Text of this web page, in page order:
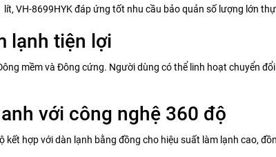
lít, VH-8699HYK đáp ứng tốt nhu cầu bảo quản số lượng lớn
lạnh tiện lợi
mềm và Đông cứng. Người dùng có thể linh hoạt chuyển
với công nghệ 360 độ
kết hợp với dàn lạnh bằng đồng cho hiệu suất làm lạnh cao,